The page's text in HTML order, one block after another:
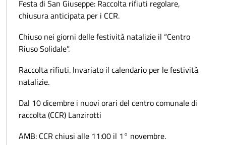
Festa di San Giuseppe: Raccolta rifiuti regolare,
chiusura anticipata per i CCR.
Chiuso nei giorni delle festività natalizie il “Centro
Riuso Solidale”.
Raccolta rifiuti. Invariato il calendario per le festività
natalizie.
Dal 10 dicembre i nuovi orari del centro comunale di
raccolta (CCR) Lanzirotti
AMB: CCR chiusi alle 11:00 il 1° novembre.